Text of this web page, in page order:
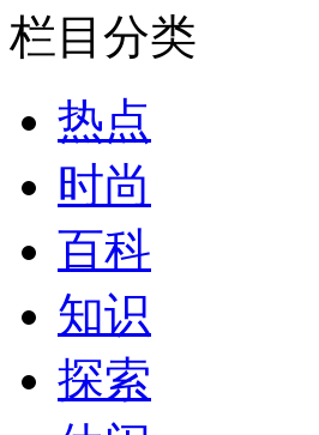
栏目分类
热点
时尚
百科
知识
探索